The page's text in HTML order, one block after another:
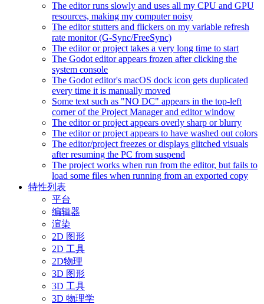
The editor runs slowly and uses all my CPU and GPU
resources, making my computer noisy
The editor stutters and flickers on my variable refresh
rate monitor (G-Sync/FreeSync)
The editor or project takes a very long time to start
The Godot editor appears frozen after clicking the
system console
The Godot editor's macOS dock icon gets duplicated
every time it is manually moved
Some text such as "NO DC" appears in the top-left
corner of the Project Manager and editor window
The editor or project appears overly sharp or blurry
The editor or project appears to have washed out colors
The editor/project freezes or displays glitched visuals
after resuming the PC from suspend
The project works when run from the editor, but fails to
load some files when running from an exported copy
特性列表
平台
编辑器
渲染
2D 图形
2D 工具
2D物理
3D 图形
3D 工具
3D 物理学